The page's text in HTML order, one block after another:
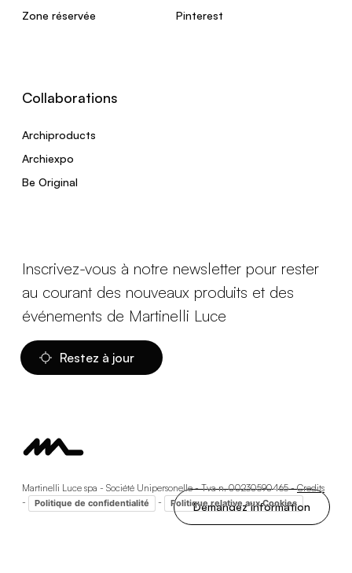
Demandez information
Zone réservée
Pinterest
Collaborations
Archiproducts
Archiexpo
Be Original
Inscrivez-vous à notre newsletter pour rester
au courant des nouveaux produits et des
événements de Martinelli Luce
Restez à jour
Martinelli Luce spa - Société Unipersonelle - Tva n. 00230590465 -Credits
-
Politique de confidentialité - Politique relative aux Cookies